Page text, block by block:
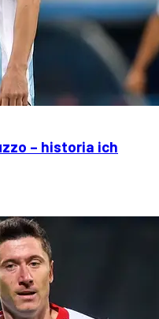
– historia ich